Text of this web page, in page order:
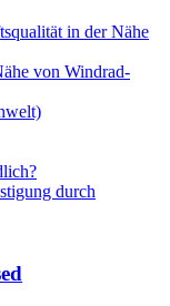
in der Nähe
von Windrad-
durch